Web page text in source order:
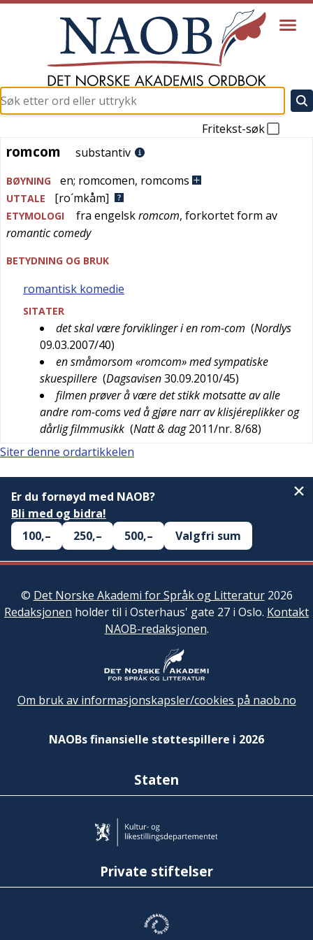
Fritekst-søk
romcom
romcom substantiv
BØYNING en; romcomen, romcoms
UTTALE [ro´mkåm]
ETYMOLOGI fra engelskromcom, forkortet form av
romantic comedy
BETYDNING OG BRUK
romantisk komedie
SITATER
det skal være forviklinger i en rom-com (Nordlys
09.03.2007/40)
en småmorsom «romcom» med sympatiske
skuespillere (Dagsavisen30.09.2010/45)
filmen prøver å være det stikk motsatte av alle
andre rom-coms ved å gjøre narr av klisjéreplikker og
dårlig filmmusikk (Natt & dag 2011/nr. 8/68)
Siter denne ordartikkelen
Er du fornøyd med NAOB?
Bli med og bidra!
100,–
250,– 500,– Valgfri sum
© Det Norske Akademi for Språk og Litteratur2026
Redaksjonen holder til i Osterhaus' gate 27 i Oslo. Kontakt
NAOB-redaksjonen.
Om bruk av informasjonskapsler/cookies på naob.no
NAOBs finansielle støttespillere i 2026
Staten
Private stiftelser